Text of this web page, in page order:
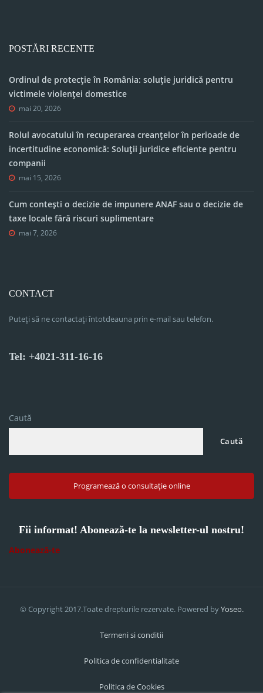
POSTĂRI RECENTE
Ordinul de protecție în România: soluție juridică pentru
victimele violenței domestice
mai 20, 2026
Rolul avocatului în recuperarea creanțelor în perioade de
incertitudine economică: Soluții juridice eficiente pentru
companii
mai 15, 2026
Cum contești o decizie de impunere ANAF sau o decizie de
taxe locale fără riscuri suplimentare
mai 7, 2026
CONTACT
Puteți să ne contactați întotdeauna prin e-mail sau telefon.
Tel: +4021-311-16-16
Caută
Caută
Programează o consultație online
Fii informat! Abonează-te la newsletter-ul nostru!
Abonează-te
© Copyright 2017.Toate drepturile rezervate. Powered byYoseo.
Termeni si conditii
Politica de confidentialitate
Politica de Cookies